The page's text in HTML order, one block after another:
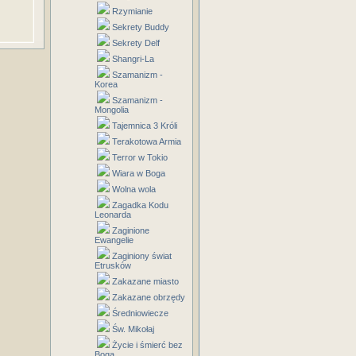
Rzymianie
Sekrety Buddy
Sekrety Delf
Shangri-La
Szamanizm -
Korea
Szamanizm -
Mongolia
Tajemnica 3 Króli
Terakotowa Armia
Terror w Tokio
Wiara w Boga
Wolna wola
Zagadka Kodu
Leonarda
Zaginione
Ewangelie
Zaginiony świat
Etrusków
Zakazane miasto
Zakazane obrzędy
Średniowiecze
Św. Mikołaj
Życie i śmierć bez